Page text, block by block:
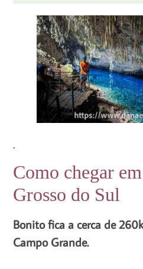
.
Como chegar
Grosso do Sul
Bonito fica a cerca de
Campo Grande.